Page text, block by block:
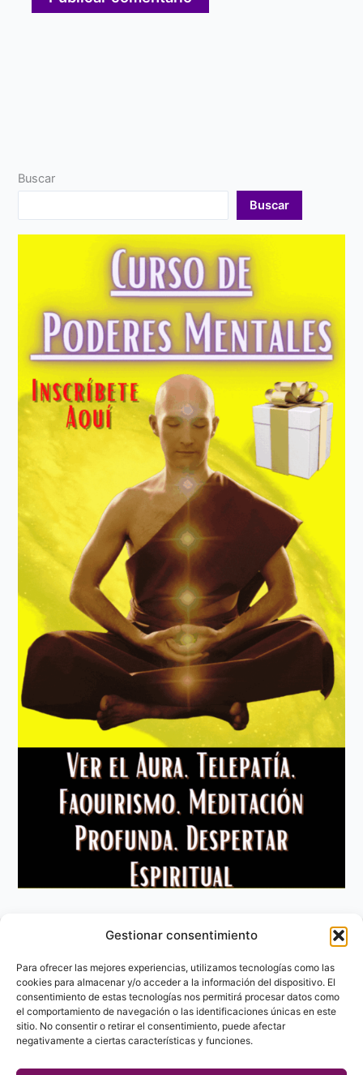
Gestionar consentimiento
Para ofrecer las mejores experiencias, utilizamos tecnologías como las
cookies para almacenar y/o acceder a la información del dispositivo. El
consentimiento de estas tecnologías nos permitirá procesar datos como
el comportamiento de navegación o las identificaciones únicas en este
sitio. No consentir o retirar el consentimiento, puede afectar
negativamente a ciertas características y funciones.
Buscar
Buscar
Aviso Legal
Política de privacidad
Política de Cookies
Contacto